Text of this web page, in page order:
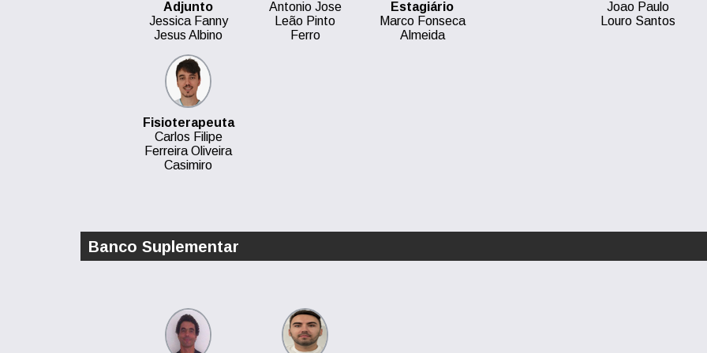
Adjunto
Jessica Fanny
Jesus Albino
Antonio Jose
Leão Pinto
Ferro
Estagiário
Marco Fonseca
Almeida
Fisioterapeuta
Carlos Filipe
Ferreira Oliveira
Casimiro
Joao Paulo
Louro Santos
Banco Suplementar